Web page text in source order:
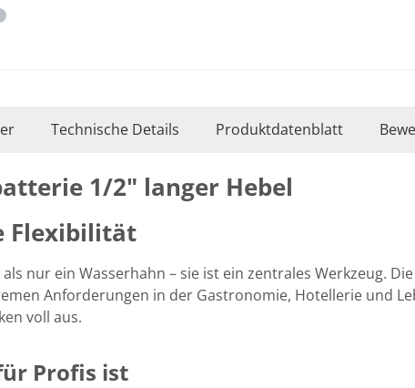
Technische Details Produktdatenblatt
1/2" langer Hebel
Flexibilität
nur ein Wasserhahn – sie ist ein zentrales Werkzeug. Die
Anforderungen in der Gastronomie, Hotellerie und
voll aus.
Profis ist